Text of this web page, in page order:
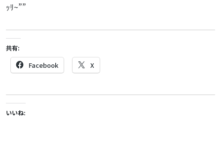
ｯﾘ~””
共有:
Facebook X
いいね: